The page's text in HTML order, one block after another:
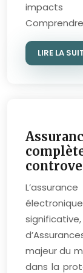
impacts
LIRE LA
majeur du
dans la